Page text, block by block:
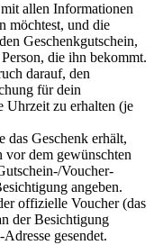
allen Informationen
möchtest, und die
Geschenkgutschein,
die ihn bekommt.
darauf, den
für dein
Uhrzeit zu erhalten (je
Geschenk erhält,
vor dem gewünschten
Voucher-
angeben.
offizielle Voucher (das
der Besichtigung
gesendet.